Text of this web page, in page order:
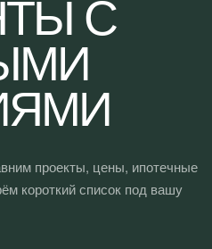
С
проекты, цены, ипотечные
короткий список под вашу